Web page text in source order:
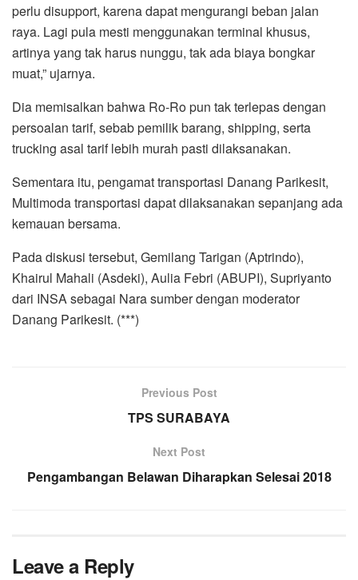
perlu disupport, karena dapat mengurangi beban jalan
raya. Lagi pula mesti menggunakan terminal khusus,
artinya yang tak harus nunggu, tak ada biaya bongkar
muat,” ujarnya.
Dia memisalkan bahwa Ro-Ro pun tak terlepas dengan
persoalan tarif, sebab pemilik barang, shipping, serta
trucking asal tarif lebih murah pasti dilaksanakan.
Sementara itu, pengamat transportasi Danang Parikesit,
Multimoda transportasi dapat dilaksanakan sepanjang ada
kemauan bersama.
Pada diskusi tersebut, Gemilang Tarigan (Aptrindo),
Khairul Mahali (Asdeki), Aulia Febri (ABUPI), Supriyanto
dari INSA sebagai Nara sumber dengan moderator
Danang Parikesit. (***)
Previous Post
TPS SURABAYA
Next Post
Pengambangan Belawan Diharapkan Selesai 2018
Leave a Reply